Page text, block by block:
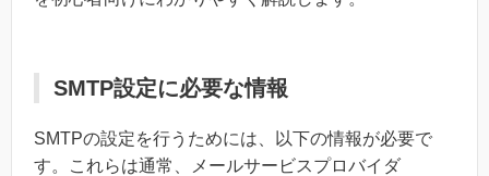
SMTP設定に必要な情報
SMTPの設定を行うためには、以下の情報が必要で
す。これらは通常、メールサービスプロバイダ